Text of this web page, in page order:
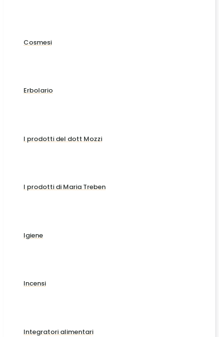
Cosmesi
Erbolario
I prodotti del dott Mozzi
I prodotti di Maria Treben
Igiene
Incensi
Integratori alimentari